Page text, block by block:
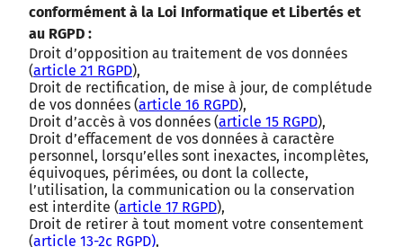
conformément à la Loi Informatique et Libertés et
au RGPD :
Droit d’opposition au traitement de vos données
(article 21 RGPD),
Droit de rectification, de mise à jour, de complétude
de vos données (article 16 RGPD),
Droit d’accès à vos données (article 15 RGPD),
Droit d’effacement de vos données à caractère
personnel, lorsqu’elles sont inexactes, incomplètes,
équivoques, périmées, ou dont la collecte,
l’utilisation, la communication ou la conservation
est interdite (article 17 RGPD),
Droit de retirer à tout moment votre consentement
(article 13-2c RGPD),